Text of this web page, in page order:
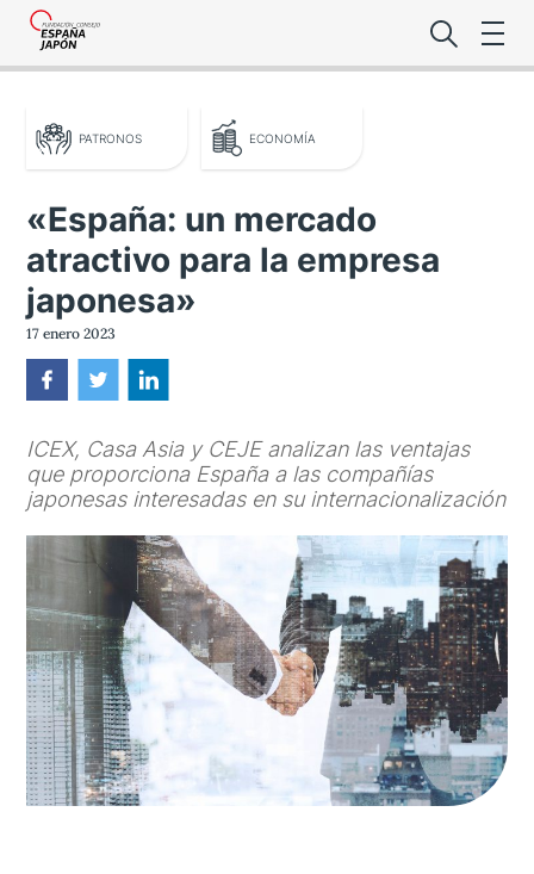
Lo último de la
Noticias
Aviso legal
de privacidad
Contacta
PATRONOS ECONOMÍA
«España: un mercado
atractivo para la empresa
japonesa»
17 enero 2023
ICEX, Casa Asia y CEJE analizan las ventajas
que proporciona España a las compañías
japonesas interesadas en su internacionalización